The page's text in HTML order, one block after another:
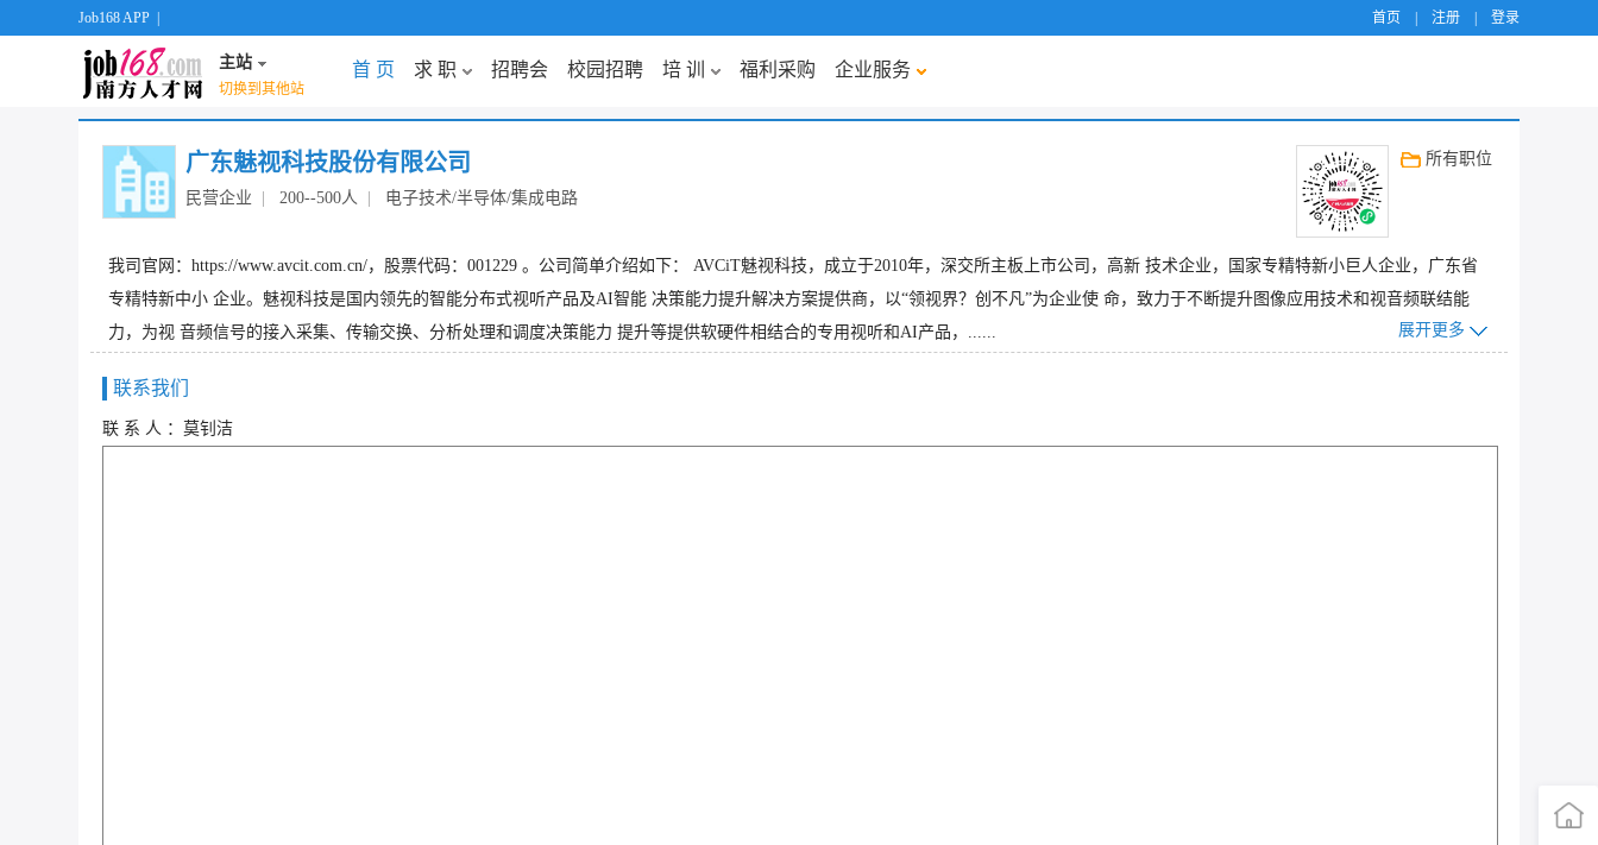
Job168 APP 首页 注册 登录
主站
切换到其他站
首 页 求 职 招聘会 校园招聘 培 训 福利采购 企业服务
广东魅视科技股份有限公司
民营企业 200--500人 电子技术/半导体/集成电路
所有职位
我司官网：https://www.avcit.com.cn/，股票代码：001229 。公司简单介绍如下： AVCiT魅视科技，成立于2010年，深交所主板上市公司，高新 技术企业，国家专精特新小巨人企业，广东省
专精特新中小 企业。魅视科技是国内领先的智能分布式视听产品及AI智能 决策能力提升解决方案提供商，以“领视界？创不凡”为企业使 命，致力于不断提升图像应用技术和视音频联结能
力，为视 音频信号的接入采集、传输交换、分析处理和调度决策能力 提升等提供软硬件相结合的专用视听和AI产品，......
展开更多
联系我们
联 系 人 ：莫钊洁